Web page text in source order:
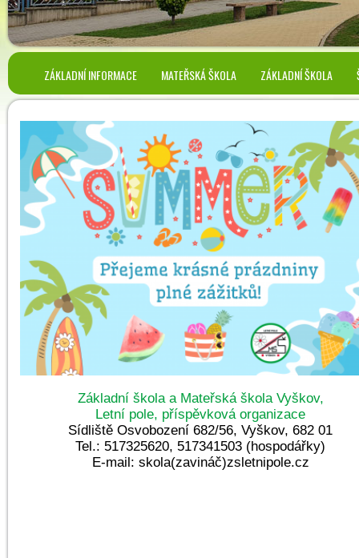
ZÁKLADNÍ INFORMACE MATEŘSKÁ ŠKOLA ZÁKLADNÍ ŠKOLA
Základní škola a Mateřská škola Vyškov,
Letní pole, příspěvková organizace
Sídliště Osvobození 682/56, Vyškov, 682 01
Tel.: 517325620, 517341503 (hospodářky)
E-mail: skola(zavináč)zsletnipole.cz